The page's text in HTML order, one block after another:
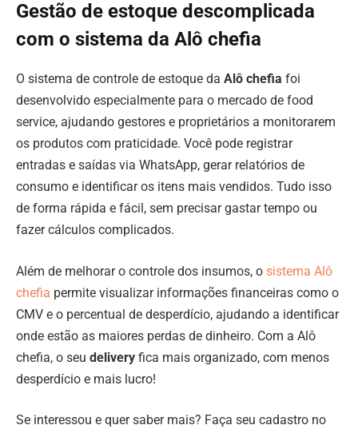
Gestão de estoque descomplicada
com o sistema da Alô chefia
O sistema de controle de estoque da Alô chefia foi
desenvolvido especialmente para o mercado de food
service, ajudando gestores e proprietários a monitorarem
os produtos com praticidade. Você pode registrar
entradas e saídas via WhatsApp, gerar relatórios de
consumo e identificar os itens mais vendidos. Tudo isso
de forma rápida e fácil, sem precisar gastar tempo ou
fazer cálculos complicados.
Além de melhorar o controle dos insumos, o sistema Alô
chefia permite visualizar informações financeiras como o
CMV e o percentual de desperdício, ajudando a identificar
onde estão as maiores perdas de dinheiro. Com a Alô
chefia, o seu delivery fica mais organizado, com menos
desperdício e mais lucro!
Se interessou e quer saber mais? Faça seu cadastro no